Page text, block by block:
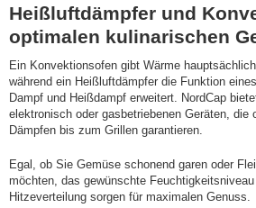
Heißluftdämpfer und
optimalen kulinarischen
Ein Konvektionsofen gibt Wärme
während ein Heißluftdämpfer die Funktion
Dampf und Heißdampf erweitert. NordCap
elektronisch oder gasbetriebenen Geräten, die
Dämpfen bis zum Grillen garantieren.
Egal, ob Sie Gemüse schonend garen oder
möchten, das gewünschte
Hitzeverteilung sorgen für maximalen Genuss.